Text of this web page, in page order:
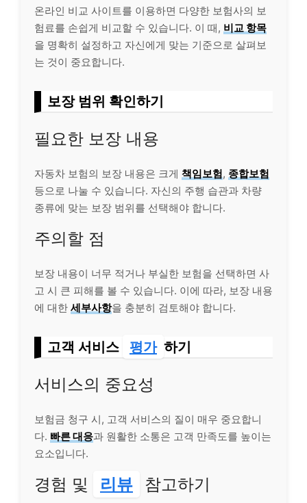
온라인 비교 사이트를 이용하면 다양한 보험사의 보
험료를 손쉽게 비교할 수 있습니다. 이 때, 비교 항목
을 명확히 설정하고 자신에게 맞는 기준으로 살펴보
는 것이 중요합니다.
보장 범위 확인하기
필요한 보장 내용
자동차 보험의 보장 내용은 크게 책임보험, 종합보험
등으로 나눌 수 있습니다. 자신의 주행 습관과 차량
종류에 맞는 보장 범위를 선택해야 합니다.
주의할 점
보장 내용이 너무 적거나 부실한 보험을 선택하면 사
고 시 큰 피해를 볼 수 있습니다. 이에 따라, 보장 내용
에 대한 세부사항을 충분히 검토해야 합니다.
고객 서비스 평가 하기
서비스의 중요성
보험금 청구 시, 고객 서비스의 질이 매우 중요합니
다. 빠른 대응과 원활한 소통은 고객 만족도를 높이는
요소입니다.
경험 및 리뷰 참고하기